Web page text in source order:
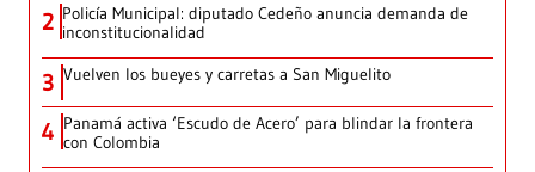
2 Policía Municipal: diputado Cedeño anuncia demanda de
inconstitucionalidad
3 Vuelven los bueyes y carretas a San Miguelito
4 Panamá activa ‘Escudo de Acero’ para blindar la frontera
con Colombia